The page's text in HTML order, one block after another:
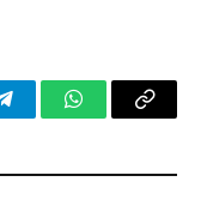
TelegramWhatsApp
Copy